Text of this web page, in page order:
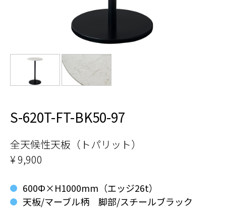
S-620T-FT-BK50-97
全天候性天板（トパリット）
¥ 9,900
600Ф×H1000mm（エッジ26t）
天板/マーブル柄 脚部/スチールブラック